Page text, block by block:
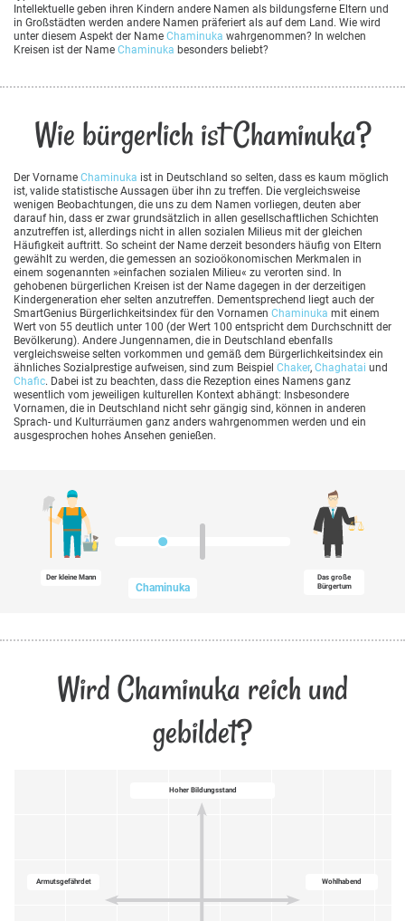
Intellektuelle geben ihren Kindern andere Namen als bildungsferne Eltern und
in Großstädten werden andere Namen präferiert als auf dem Land. Wie wird
unter diesem Aspekt der Name Chaminuka wahrgenommen? In welchen
Kreisen ist der Name Chaminuka besonders beliebt?
Wie bürgerlich ist Chaminuka?
Der Vorname Chaminuka ist in Deutschland so selten, dass es kaum möglich
ist, valide statistische Aussagen über ihn zu treffen. Die vergleichsweise
wenigen Beobachtungen, die uns zu dem Namen vorliegen, deuten aber
darauf hin, dass er zwar grundsätzlich in allen gesellschaftlichen Schichten
anzutreffen ist, allerdings nicht in allen sozialen Milieus mit der gleichen
Häufigkeit auftritt. So scheint der Name derzeit besonders häufig von Eltern
gewählt zu werden, die gemessen an sozioökonomischen Merkmalen in
einem sogenannten »einfachen sozialen Milieu« zu verorten sind. In
gehobenen bürgerlichen Kreisen ist der Name dagegen in der derzeitigen
Kindergeneration eher selten anzutreffen. Dementsprechend liegt auch der
SmartGenius Bürgerlichkeitsindex für den Vornamen Chaminuka mit einem
Wert von 55 deutlich unter 100 (der Wert 100 entspricht dem Durchschnitt der
Bevölkerung). Andere Jungennamen, die in Deutschland ebenfalls
vergleichsweise selten vorkommen und gemäß dem Bürgerlichkeitsindex ein
ähnliches Sozialprestige aufweisen, sind zum Beispiel Chaker, Chaghatai und
Chafic. Dabei ist zu beachten, dass die Rezeption eines Namens ganz
wesentlich vom jeweiligen kulturellen Kontext abhängt: Insbesondere
Vornamen, die in Deutschland nicht sehr gängig sind, können in anderen
Sprach- und Kulturräumen ganz anders wahrgenommen werden und ein
ausgesprochen hohes Ansehen genießen.
Der kleine Mann
Chaminuka
Das große
Bürgertum
Wird Chaminuka reich und
gebildet?
Hoher Bildungsstand
Wohlhabend
Armutsgefährdet